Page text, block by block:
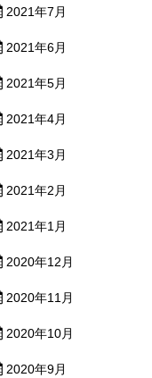
2021年7月
2021年6月
2021年5月
2021年4月
2021年3月
2021年2月
2021年1月
2020年12月
2020年11月
2020年10月
2020年9月